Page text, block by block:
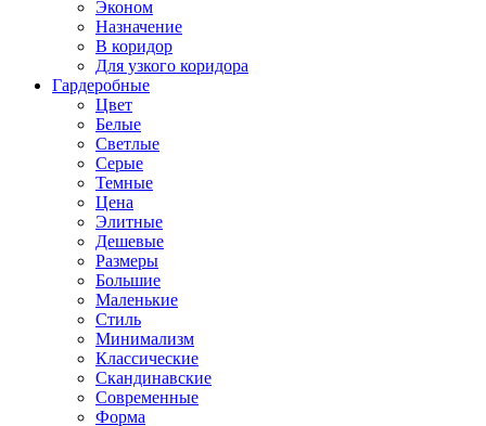
Эконом
Назначение
В коридор
Для узкого коридора
Гардеробные
Цвет
Белые
Светлые
Серые
Темные
Цена
Элитные
Дешевые
Размеры
Большие
Маленькие
Стиль
Минимализм
Классические
Скандинавские
Современные
Форма